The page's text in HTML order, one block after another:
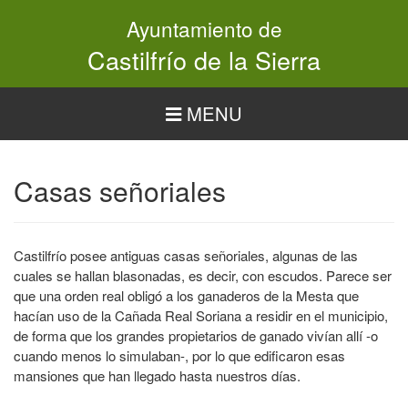
Ayuntamiento de
Castilfrío de la Sierra
MENU
Casas señoriales
Castilfrío posee antiguas casas señoriales, algunas de las
cuales se hallan blasonadas, es decir, con escudos. Parece ser
que una orden real obligó a los ganaderos de la Mesta que
hacían uso de la Cañada Real Soriana a residir en el municipio,
de forma que los grandes propietarios de ganado vivían allí -o
cuando menos lo simulaban-, por lo que edificaron esas
mansiones que han llegado hasta nuestros días.